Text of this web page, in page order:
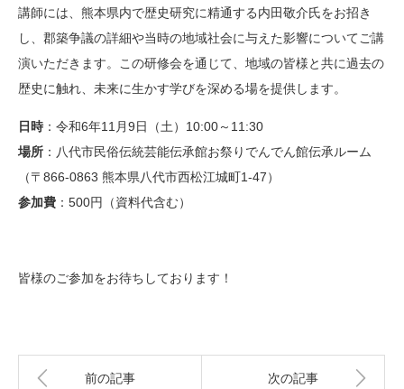
講師には、熊本県内で歴史研究に精通する内田敬介氏をお招き
し、郡築争議の詳細や当時の地域社会に与えた影響についてご講
演いただきます。この研修会を通じて、地域の皆様と共に過去の
歴史に触れ、未来に生かす学びを深める場を提供します。
日時 ：令和6年11月9日（土）10:00～11:30
場所 ：八代市民俗伝統芸能伝承館お祭りでんでん館伝承ルーム
（〒866-0863 熊本県八代市西松江城町1-47）
参加費 ：500円（資料代含む）
皆様のご参加をお待ちしております！
前の記事 次の記事